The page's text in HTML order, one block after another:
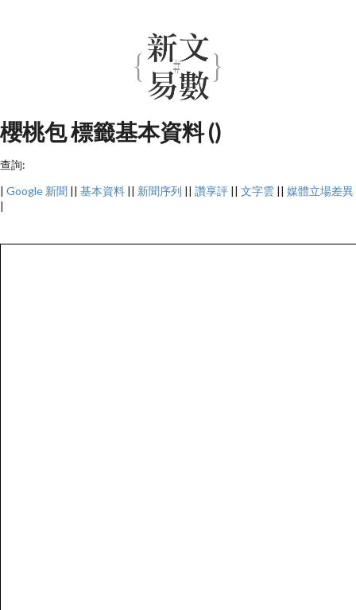
櫻桃包 標籤基本資料 ()
查詢:
| Google 新聞 || 基本資料 || 新聞序列 || 讚享評 || 文字雲 || 媒體立場差異
|